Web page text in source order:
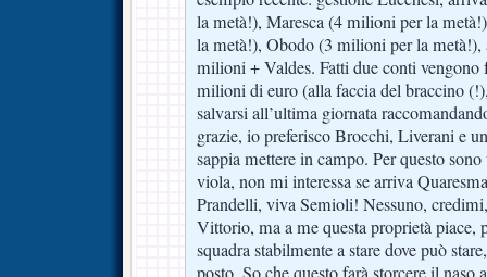
la metà!), Maresca (4 milioni per la
la metà!), Obodo (3 milioni per la
milioni + Valdes. Fatti due conti vengono
milioni di euro (alla faccia del braccino
salvarsi all’ultima giornata
grazie, io preferisco Brocchi, Liverani e
sappia mettere in campo. Per questo
viola, non mi interessa se arriva
Prandelli, viva Semioli! Nessuno,
Vittorio, ma a me questa proprietà piace,
squadra stabilmente a stare dove può